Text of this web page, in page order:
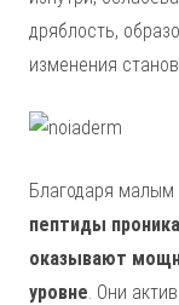
дряблость,
изменения
Благодаря
пептиды
оказывают
уровне . Они